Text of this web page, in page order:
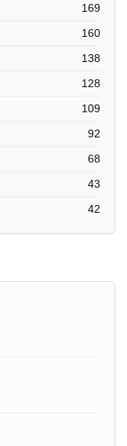
169
160
138
128
109
92
68
43
42